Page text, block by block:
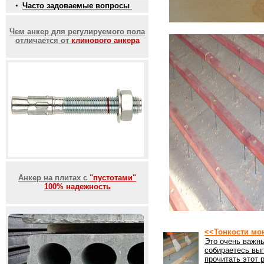
• Часто задоваемые вопросы
Чем анкер для регулируемого пола
отличается от клинового анкера
Анкер на плитах с "пустотами"
100% надежность
<<Тонкости
Это очень
собираетесь
прочитать этот